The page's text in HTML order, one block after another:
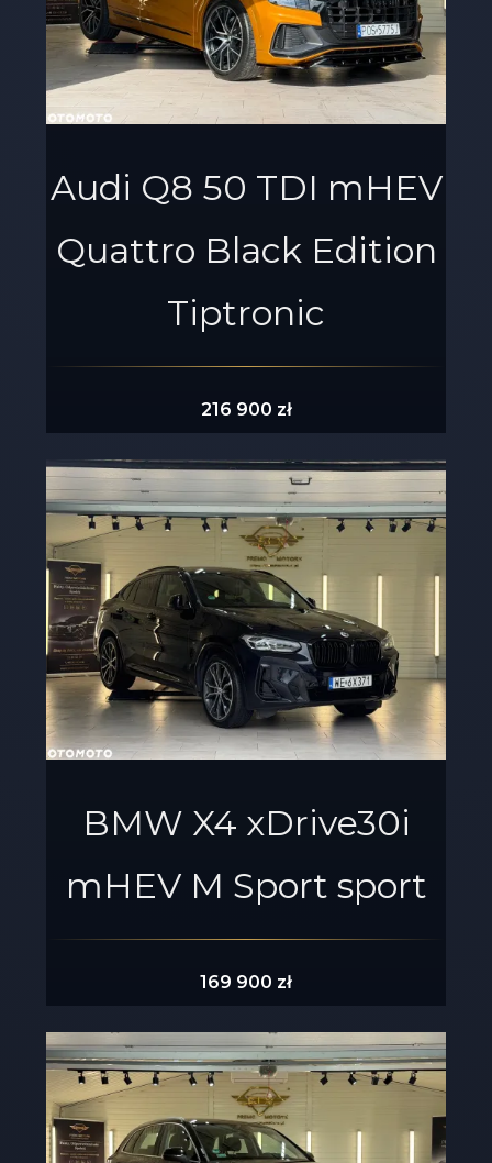
Audi Q8 50 TDI mHEV
Quattro Black Edition
Tiptronic
216 900 zł
BMW X4 xDrive30i
mHEV M Sport sport
169 900 zł